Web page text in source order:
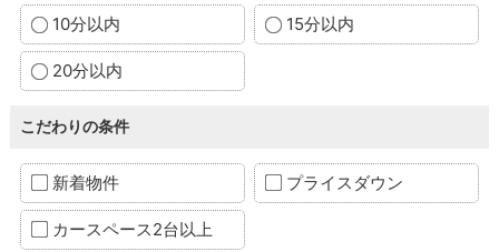
10分以内 15分以内
20分以内
こだわりの条件
新着物件 プライスダウン
カースペース2台以上